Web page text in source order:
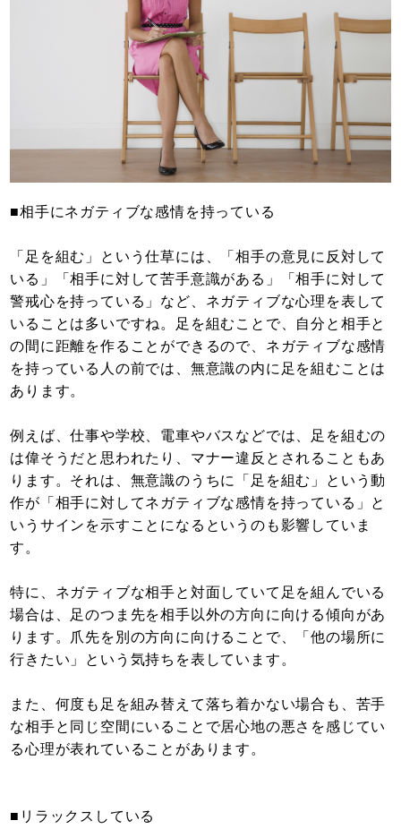
■相手にネガティブな感情を持っている
「足を組む」という仕草には、「相手の意見に反対して
いる」「相手に対して苦手意識がある」「相手に対して
警戒心を持っている」など、ネガティブな心理を表して
いることは多いですね。足を組むことで、自分と相手と
の間に距離を作ることができるので、ネガティブな感情
を持っている人の前では、無意識の内に足を組むことは
あります。
例えば、仕事や学校、電車やバスなどでは、足を組むの
は偉そうだと思われたり、マナー違反とされることもあ
ります。それは、無意識のうちに「足を組む」という動
作が「相手に対してネガティブな感情を持っている」と
いうサインを示すことになるというのも影響していま
す。
特に、ネガティブな相手と対面していて足を組んでいる
場合は、足のつま先を相手以外の方向に向ける傾向があ
ります。爪先を別の方向に向けることで、「他の場所に
行きたい」という気持ちを表しています。
また、何度も足を組み替えて落ち着かない場合も、苦手
な相手と同じ空間にいることで居心地の悪さを感じてい
る心理が表れていることがあります。
■リラックスしている